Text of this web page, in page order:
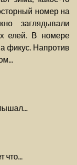
номер на
заглядывали
елей. В номере
фикус. Напротив
что...